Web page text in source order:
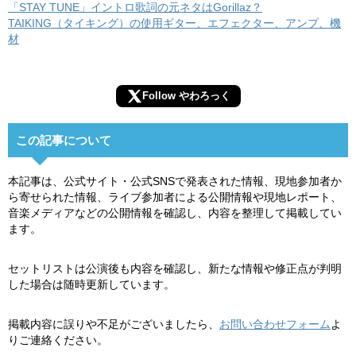
「STAY TUNE」イントロ歌詞の元ネタはGorillaz？
TAIKING（タイキング）の使用ギター、エフェクター、アンプ、機
材
Follow やわろっく
この記事について
本記事は、公式サイト・公式SNSで発表された情報、現地参加者か
ら寄せられた情報、ライブ参加者による公開情報や現地レポート、
音楽メディアなどの公開情報を確認し、内容を整理して掲載してい
ます。
セットリストは公演後も内容を確認し、新たな情報や修正点が判明
した場合は随時更新しています。
掲載内容に誤りや不足がございましたら、 お問い合わせフォーム よ
りご連絡ください。